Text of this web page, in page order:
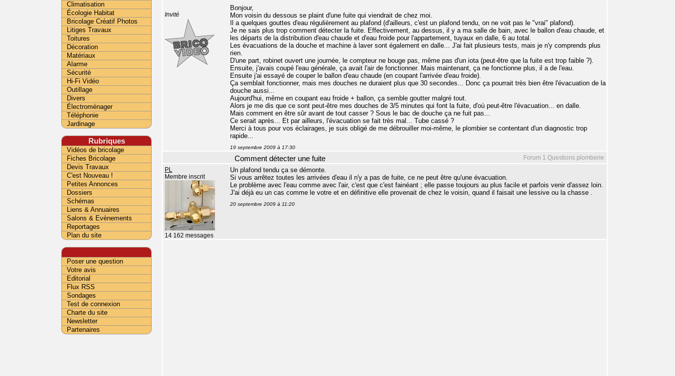
Invité
Bonjour,
Mon voisin du dessous se plaint d'une fuite qui viendrait de chez moi.
Il a quelques gouttes d'eau régulièrement au plafond (d'ailleurs, c'est un plafond tendu, on ne voit pas le "vrai" plafond).
Je ne sais plus trop comment détecter la fuite. Effectivement, au dessus, il y a ma salle de bain, avec le ballon d'eau chaude, et
les départs de la distribution d'eau chaude et d'eau froide pour l'appartement, tuyaux en dalle, 6 au total.
Les évacuations de la douche et machine à laver sont également en dalle... J'ai fait plusieurs tests, mais je n'y comprends plus
rien.
D'une part, robinet ouvert une journée, le compteur ne bouge pas, même pas d'un iota (peut-être que la fuite est trop faible ?).
Ensuite, j'avais coupé l'eau générale, ça avait l'air de fonctionner. Mais maintenant, ça ne fonctionne plus, il a de l'eau.
Ensuite j'ai essayé de couper le ballon d'eau chaude (en coupant l'arrivée d'eau froide).
Ça semblait fonctionner, mais mes douches ne duraient plus que 30 secondes... Donc ça pourrait très bien être l'évacuation de la
douche aussi...
Aujourd'hui, même en coupant eau froide + ballon, ça semble goutter malgré tout.
Alors je me dis que ce sont peut-être mes douches de 3/5 minutes qui font la fuite, d'où peut-être l'évacuation... en dalle.
Mais comment en être sûr avant de tout casser ? Sous le bac de douche ça ne fuit pas...
Ce serait après... Et par ailleurs, l'évacuation se fait très mal... Tube cassé ?
Merci à tous pour vos éclairages, je suis obligé de me débrouiller moi-même, le plombier se contentant d'un diagnostic trop
rapide...
19 septembre 2009 à 17:30
Forum 1 Questions plomberie
Comment détecter une fuite
PL
Membre inscrit
14 162 messages
Un plafond tendu ça se démonte.
Si vous arrêtez toutes les arrivées d'eau il n'y a pas de fuite, ce ne peut être qu'une évacuation.
Le problème avec l'eau comme avec l'air, c'est que c'est fainéant ; elle passe toujours au plus facile et parfois venir d'assez loin.
J'ai déjà eu un cas comme le votre et en définitive elle provenait de chez le voisin, quand il faisait une lessive ou la chasse .
20 septembre 2009 à 11:20
Climatisation
Écologie Habitat
Bricolage Créatif Photos
Litiges Travaux
Toitures
Décoration
Matériaux
Alarme
Sécurité
Hi-Fi Vidéo
Outillage
Divers
Électroménager
Téléphonie
Jardinage
Rubriques
Vidéos de bricolage
Fiches Bricolage
Devis Travaux
C'est Nouveau !
Petites Annonces
Dossiers
Schémas
Liens & Annuaires
Salons & Evènements
Reportages
Plan du site
Poser une question
Votre avis
Editorial
Flux RSS
Sondages
Test de connexion
Charte du site
Newsletter
Partenaires